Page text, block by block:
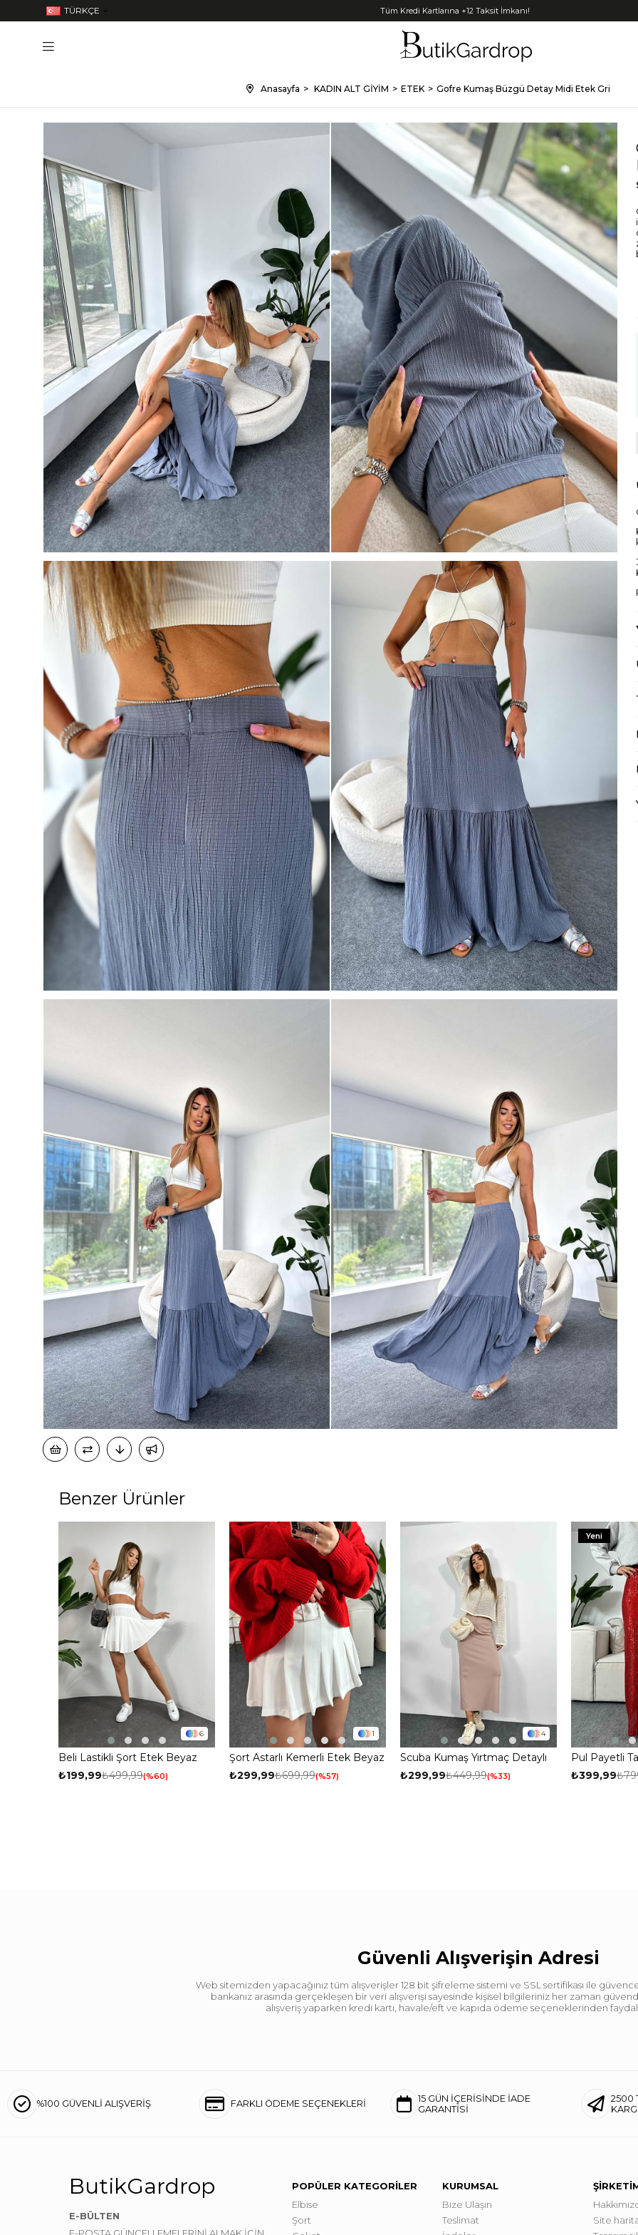
TÜRKÇE Tüm Kredi Kartlarına +12 Taksit İmkanı!
Anasayfa KADIN ALT GİYİM ETEK Gofre Kumaş Büzgü Detay Midi Etek Gri
Benzer Ürünler
6
Beli Lastikli Şort Etek Beyaz
₺199,99₺499,99 %60
1
Şort Astarlı Kemerli Etek Beyaz
₺299,99₺699,99 %57
4
Scuba Kumaş Yırtmaç Detaylı
Etek Vizon
₺299,99₺449,99 %33
Pul Payetli
Etek Kırmızı
₺399,99
Yeni
Güvenli Alışverişin Adresi
Web sitemizden yapacağınız tüm alışverişler 128 bit şifreleme sistemi ve SSL sertifikası ile
bankanız arasında gerçekleşen bir veri alışverişi sayesinde kişisel bilgileriniz her zaman
alışveriş yaparken kredi kartı, havale/eft ve kapıda ödeme seçeneklerinden
%100 GÜVENLİ ALIŞVERİŞ FARKLI ÖDEME SEÇENEKLERİ
15 GÜN İÇERİSİNDE İADE
GARANTİSİ
2500
ButikGardrop
E-BÜLTEN
E-POSTA GÜNCELLEMELERİNİ ALMAK İÇİN
POPÜLER KATEGORİLER
Elbise
Şort
KURUMSAL
Bize Ulaşın
Teslimat
Site
100 TL % 10
200 TL
% 15
KARGO
250 TL
500 TL
50 TL
% 5
Mayıs Sürprizi!
Çarkı çevir ve fırsatı yakala !
Tanıtım, pazarlama, reklam ve
tarafıma ticari elektronik ileti
veriyorum.
Elektronik Ticari İleti
'ni okudum onay veriyorum.
Paylaştığım bilgilerin
KVKK
korunmasını, sms ve WhatsApp
bilgilendirmeleri almayıkabul
Çevir Kazan